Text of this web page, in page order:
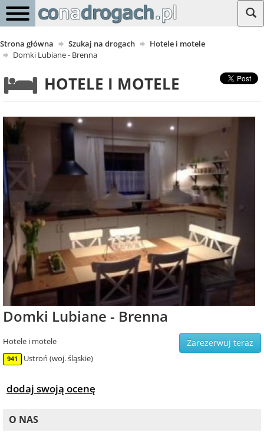
Strona główna Szukaj na drogach
Hotele i motele
Domki Lubiane - Brenna
HOTELE I MOTELE
Domki Lubiane - Brenna
Zarezerwuj teraz
Hotele i motele
941 Ustroń (woj. śląskie)
dodaj swoją ocenę
O NAS